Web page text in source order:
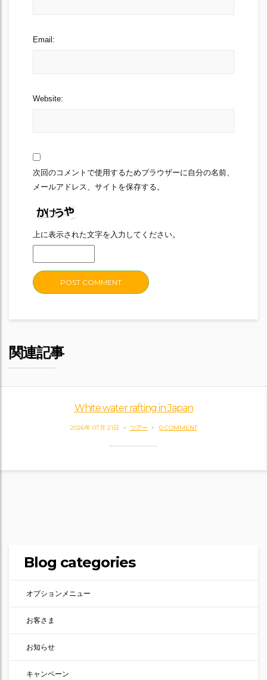
Email:
Website:
次回のコメントで使用するためブラウザーに自分の名前、
メールアドレス、サイトを保存する。
上に表示された文字を入力してください。
関連記事
White water rafting in Japan
2026年 07月 21日 ツアー 0 COMMENT
Blog categories
オプションメニュー
お客さま
お知らせ
キャンペーン